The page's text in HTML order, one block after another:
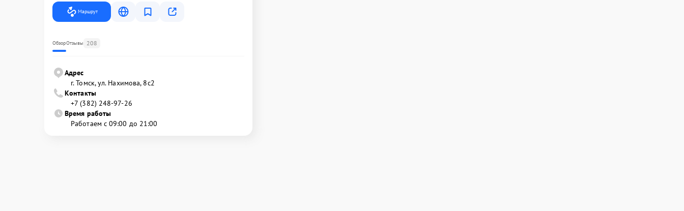
Маршрут
ОбзорОтзывы 208
Адрес
г. Томск, ул. Нахимова, 8с2
Контакты
+7 (382) 248-97-26
Время работы
Работаем с 09:00 до 21:00